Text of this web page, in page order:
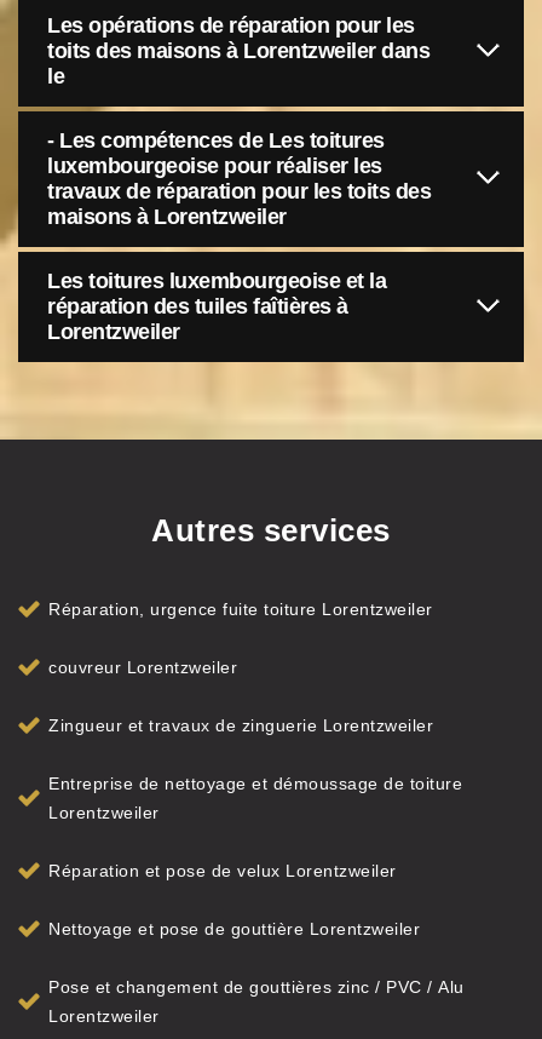
Les opérations de réparation pour les
toits des maisons à Lorentzweiler dans
le
- Les compétences de Les toitures
luxembourgeoise pour réaliser les
travaux de réparation pour les toits des
maisons à Lorentzweiler
Les toitures luxembourgeoise et la
réparation des tuiles faîtières à
Lorentzweiler
Autres services
Réparation, urgence fuite toiture Lorentzweiler
couvreur Lorentzweiler
Zingueur et travaux de zinguerie Lorentzweiler
Entreprise de nettoyage et démoussage de toiture
Lorentzweiler
Réparation et pose de velux Lorentzweiler
Nettoyage et pose de gouttière Lorentzweiler
Pose et changement de gouttières zinc / PVC / Alu
Lorentzweiler